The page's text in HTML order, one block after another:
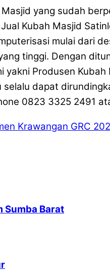
yang sudah
Kubah Masjid
mulai dari
tinggi. Dengan
Produsen
dapat
0823 3325 2491
Krawangan GRC
Sumba Barat